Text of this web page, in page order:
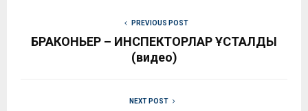
PREVIOUS POST
БРАКОНЬЕР – ИНСПЕКТОРЛАР ҰСТАЛДЫ
(видео)
NEXT POST